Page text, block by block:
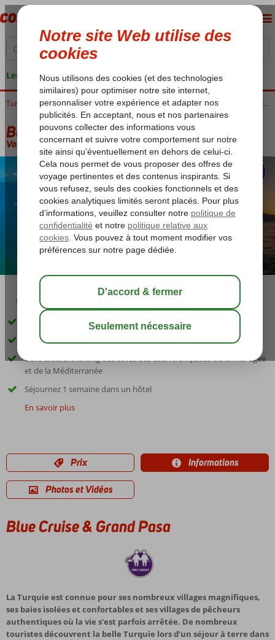
Les garanties de vacances
Côte Égéenne Blue Cruises Blue Cruises Marmaris Blue Cruise & Grand Pasa
Blue Cruise & Grand Pasa
Voir description (option 2)
01:30 sauver
Combinaison unique de croisière et d'hôtel
Goelette turque traditionnelle
Belle croisière le long des côtes des eaux tranquilles de la mer Égée
et de la Méditerranée
Séjournez 1 semaine dans un hôtel
En savoir plus
Prix Informations
Photos et Vidéos
Blue Cruise & Grand Pasa
La Turquie est connue pour ses nombreux villages magnifiques,
ses baies isolées et confortables et ses villages de pêcheurs
authentiques où la vie s'est parfois arrêtée. De nombreux
touristes découvrent la belle Turquie lors d’un séjour à terre dans